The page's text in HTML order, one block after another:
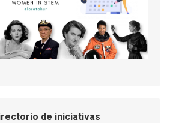
de iniciativas